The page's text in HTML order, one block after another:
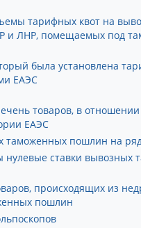
тарифных квот на
и ЛНР, помещаемых под
была установлена
ЕАЭС
товаров, в
ЕАЭС
таможенных пошлин на
нулевые ставки
происходящих из
пошлин